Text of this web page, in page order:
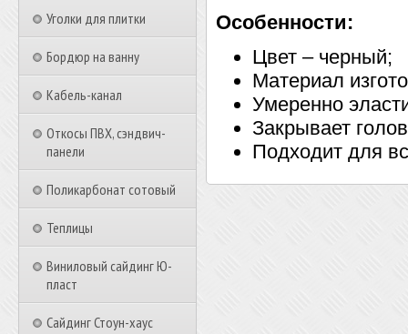
Уголки для плитки
Бордюр на ванну
Кабель-канал
Откосы ПВХ, сэндвич-
панели
Поликарбонат сотовый
Теплицы
Виниловый сайдинг Ю-
пласт
Сайдинг Стоун-хаус
Особенности:
Цвет – черный;
Материал
Умеренно
Закрывает
Подходит для